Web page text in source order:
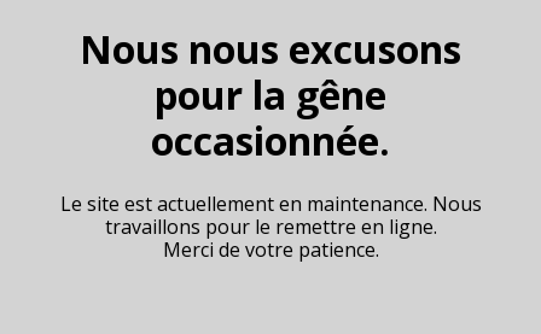
Nous nous excusons
pour la gêne
occasionnée.
Le site est actuellement en maintenance. Nous
travaillons pour le remettre en ligne.
Merci de votre patience.